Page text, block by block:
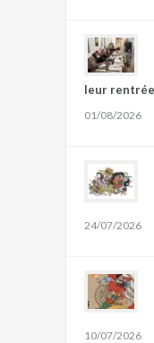
leur
01/08/2026
24/07/2026
10/07/2026